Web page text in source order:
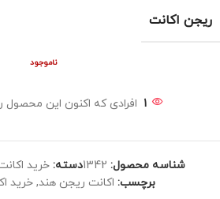
ریجن اکانت
ناموجود
1 افرادی که اکنون این محصول
شناسه محصول: 1342دسته: خرید
برچسب: اکانت ریجن هند, خرید